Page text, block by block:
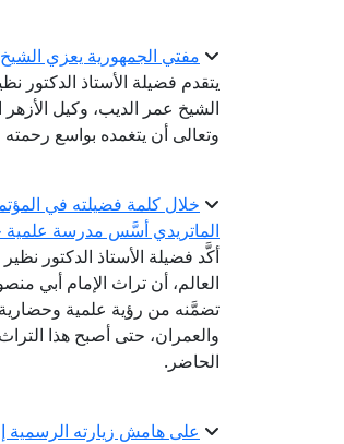
مفتي الجمهورية يعزي
يتقدم فضيلة الأستاذ الدكتور
الشيخ عمر الديب، وكيل
وتعالى أن يتغمده بواسع
خلال كلمة فضيلته في
الماتريدي أسَّس مدرسة
أكَّد فضيلة الأستاذ الدكتور
العالم، أن تراث الإمام أبي
تضمَّنه من رؤية علمية وحضارية
والعمران، حتى أصبح هذا
الحاضر.
على هامش زيارته الرسمية